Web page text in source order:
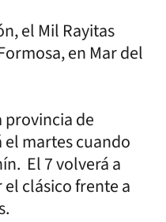
el Mil Rayitas
en Mar del
provincia de
el martes cuando
El 7 volverá a
clásico frente a